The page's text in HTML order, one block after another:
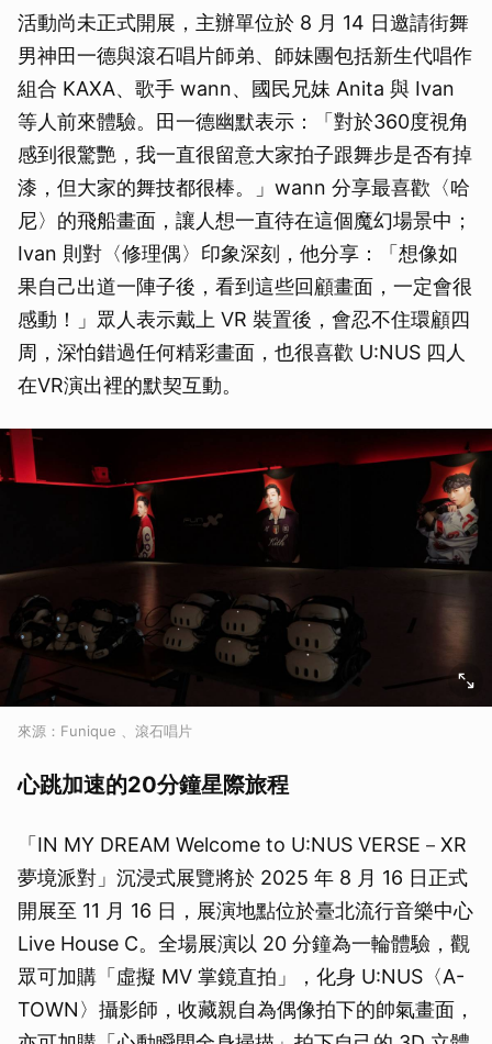
活動尚未正式開展，主辦單位於 8 月 14 日邀請街舞
男神田一德與滾石唱片師弟、師妹團包括新生代唱作
組合 KAXA、歌手 wann、國民兄妹 Anita 與 Ivan
等人前來體驗。田一德幽默表示：「對於360度視角
感到很驚艷，我一直很留意大家拍子跟舞步是否有掉
漆，但大家的舞技都很棒。」wann 分享最喜歡〈哈
尼〉的飛船畫面，讓人想一直待在這個魔幻場景中；
Ivan 則對〈修理偶〉印象深刻，他分享：「想像如
果自己出道一陣子後，看到這些回顧畫面，一定會很
感動！」眾人表示戴上 VR 裝置後，會忍不住環顧四
周，深怕錯過任何精彩畫面，也很喜歡 U:NUS 四人
在VR演出裡的默契互動。
來源：Funique 、滾石唱片
心跳加速的20分鐘星際旅程
「IN MY DREAM Welcome to U:NUS VERSE－XR
夢境派對」沉浸式展覽將於 2025 年 8 月 16 日正式
開展至 11 月 16 日，展演地點位於臺北流行音樂中心
Live House C。全場展演以 20 分鐘為一輪體驗，觀
眾可加購「虛擬 MV 掌鏡直拍」，化身 U:NUS〈A-
TOWN〉攝影師，收藏親自為偶像拍下的帥氣畫面，